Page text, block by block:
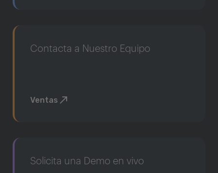
Contacta a Nuestro Equipo
Ventas
Solicita una Demo en vivo